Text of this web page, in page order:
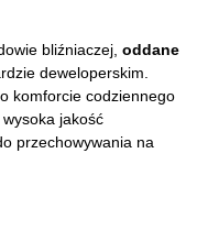
bliźniaczej, oddane
deweloperskim.
komforcie codziennego
jakość
przechowywania na